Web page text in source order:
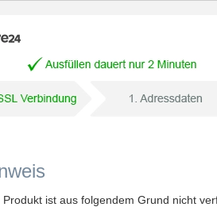
Produkt ist aus folgendem Grund nicht